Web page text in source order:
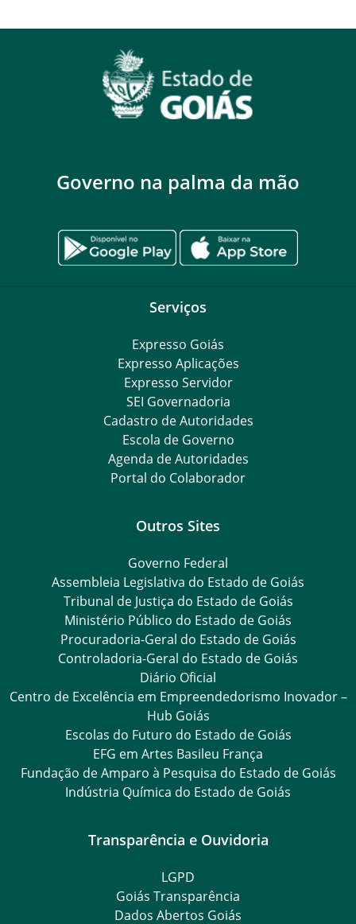
Governo na palma da mão
Serviços
Expresso Goiás
Expresso Aplicações
Expresso Servidor
SEI Governadoria
Cadastro de Autoridades
Escola de Governo
Agenda de Autoridades
Portal do Colaborador
Outros Sites
Governo Federal
Assembleia Legislativa do Estado de Goiás
Tribunal de Justiça do Estado de Goiás
Ministério Público do Estado de Goiás
Procuradoria-Geral do Estado de Goiás
Controladoria-Geral do Estado de Goiás
Diário Oficial
Centro de Excelência em Empreendedorismo Inovador –
Hub Goiás
Escolas do Futuro do Estado de Goiás
EFG em Artes Basileu França
Fundação de Amparo à Pesquisa do Estado de Goiás
Indústria Química do Estado de Goiás
Transparência e Ouvidoria
LGPD
Goiás Transparência
Dados Abertos Goiás